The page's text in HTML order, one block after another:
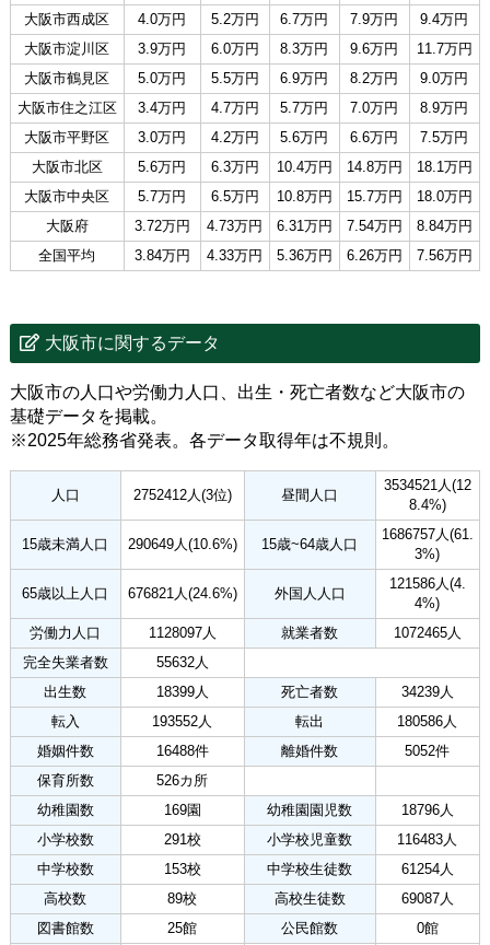
大阪市西成区
4.0万円 5.2万円 6.7万円 7.9万円
9.4万円
大阪市淀川区
3.9万円 6.0万円 8.3万円 9.6万円
11.7万円
大阪市鶴見区
5.0万円 5.5万円 6.9万円 8.2万円
9.0万円
大阪市住之江区
3.4万円 4.7万円 5.7万円 7.0万円
8.9万円
大阪市平野区
3.0万円 4.2万円 5.6万円 6.6万円
7.5万円
大阪市北区
5.6万円 6.3万円 10.4万円 14.8万円
18.1万円
大阪市中央区
5.7万円 6.5万円 10.8万円 15.7万円
18.0万円
大阪府
3.72万円 4.73万円 6.31万円 7.54万円
8.84万円
全国平均
3.84万円 4.33万円 5.36万円 6.26万円 7.56万円
大阪市に関するデータ
大阪市の人口や労働力人口、出生・死亡者数など大阪市の
基礎データを掲載。
※2025年総務省発表。各データ取得年は不規則。
人口 2752412人(3位) 昼間人口
3534521人(12
8.4%)
15歳未満人口 290649人(10.6%) 15歳~64歳人口
1686757人(61.
3%)
65歳以上人口 676821人(24.6%) 外国人人口
121586人(4.
4%)
労働力人口
1128097人 就業者数
1072465人
完全失業者数
55632人
出生数
18399人 死亡者数
34239人
転入
193552人 転出
180586人
婚姻件数
16488件 離婚件数
5052件
保育所数
526カ所
幼稚園数
169園 幼稚園園児数
18796人
小学校数
291校 小学校児童数
116483人
中学校数
153校 中学校生徒数
61254人
高校数
89校 高校生徒数
69087人
図書館数
25館 公民館数
0館